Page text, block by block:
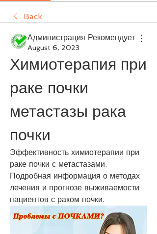
Back
Администрация Рекомендует
August 6, 2023
Химиотерапия при
раке почки
метастазы рака
почки
Эффективность химиотерапии при
раке почки с метастазами.
Подробная информация о методах
лечения и прогнозе выживаемости
пациентов с раком почки.